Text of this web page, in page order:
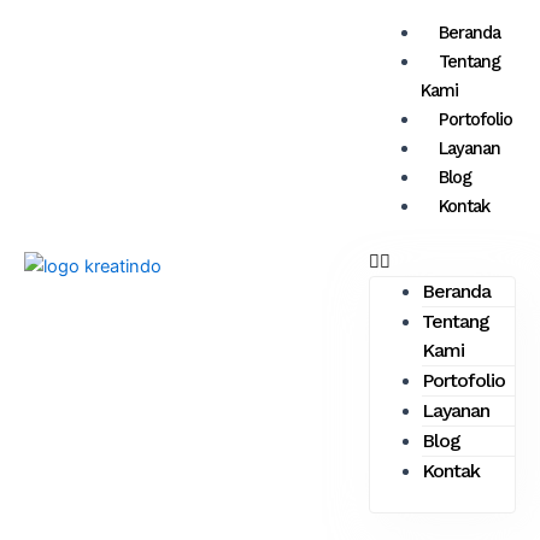
Beranda
Tentang
Kami
Portofolio
Layanan
Blog
Kontak
Menu
Beranda
Tentang
Kami
Portofolio
Layanan
Blog
Kontak